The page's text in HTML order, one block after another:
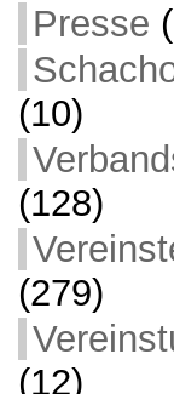
Presse
(10)
(128)
(279)
(12)